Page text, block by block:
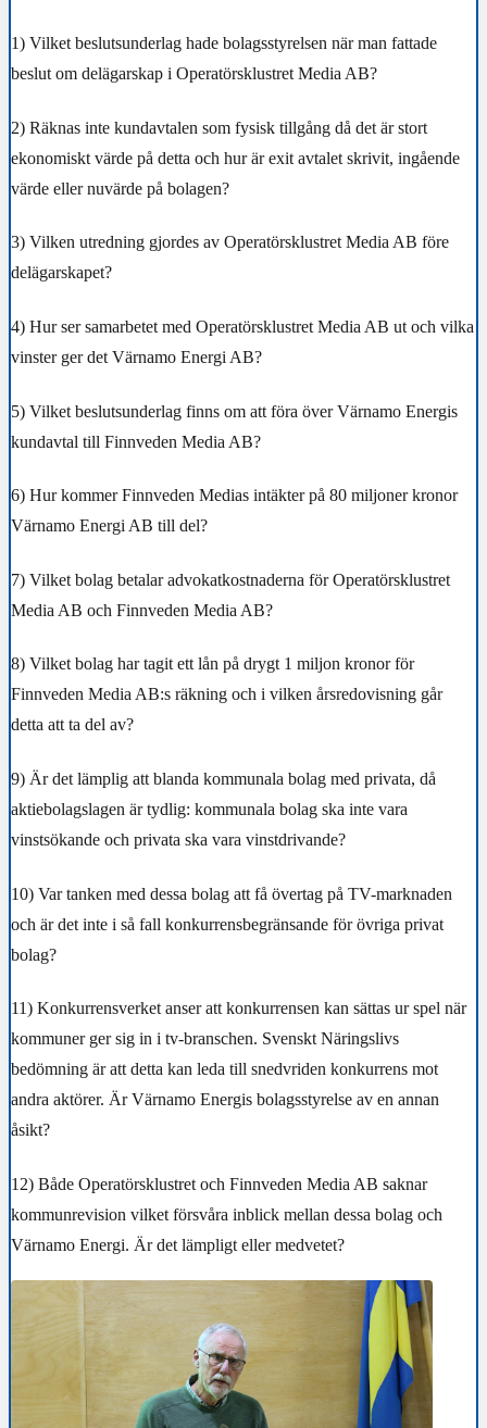
1) Vilket beslutsunderlag hade bolagsstyrelsen när man fattade
beslut om delägarskap i Operatörsklustret Media AB?
2) Räknas inte kundavtalen som fysisk tillgång då det är stort
ekonomiskt värde på detta och hur är exit avtalet skrivit, ingående
värde eller nuvärde på bolagen?
3) Vilken utredning gjordes av Operatörsklustret Media AB före
delägarskapet?
4) Hur ser samarbetet med Operatörsklustret Media AB ut och vilka
vinster ger det Värnamo Energi AB?
5) Vilket beslutsunderlag finns om att föra över Värnamo Energis
kundavtal till Finnveden Media AB?
6) Hur kommer Finnveden Medias intäkter på 80 miljoner kronor
Värnamo Energi AB till del?
7) Vilket bolag betalar advokatkostnaderna för Operatörsklustret
Media AB och Finnveden Media AB?
8) Vilket bolag har tagit ett lån på drygt 1 miljon kronor för
Finnveden Media AB:s räkning och i vilken årsredovisning går
detta att ta del av?
9) Är det lämplig att blanda kommunala bolag med privata, då
aktiebolagslagen är tydlig: kommunala bolag ska inte vara
vinstsökande och privata ska vara vinstdrivande?
10) Var tanken med dessa bolag att få övertag på TV-marknaden
och är det inte i så fall konkurrensbegränsande för övriga privat
bolag?
11) Konkurrensverket anser att konkurrensen kan sättas ur spel när
kommuner ger sig in i tv-branschen. Svenskt Näringslivs
bedömning är att detta kan leda till snedvriden konkurrens mot
andra aktörer. Är Värnamo Energis bolagsstyrelse av en annan
åsikt?
12) Både Operatörsklustret och Finnveden Media AB saknar
kommunrevision vilket försvåra inblick mellan dessa bolag och
Värnamo Energi. Är det lämpligt eller medvetet?